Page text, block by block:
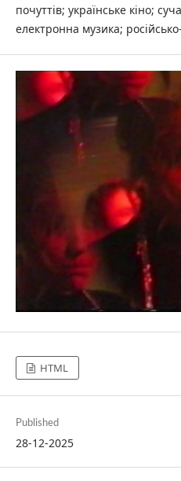
почуттів; українське кіно;
електронна музика;
HTML
Published
28-12-2025